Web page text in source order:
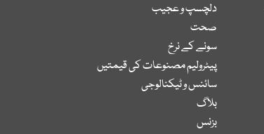
دلچسپ و عجیب
صحت
سونے کے نرخ
پیٹرولیم مصنوعات کی قیمتیں
سائنس و ٹیکنالوجی
بلاگ
بزنس